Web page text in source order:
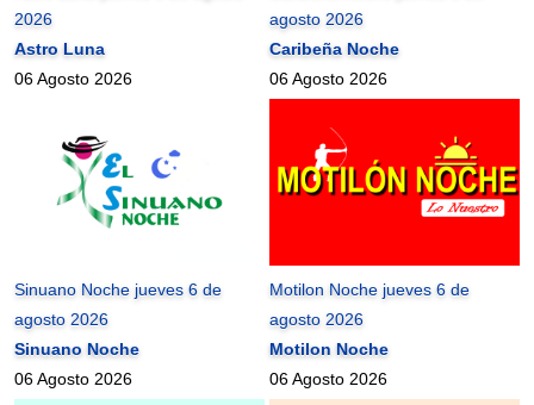
2026
Astro Luna
06 Agosto 2026
agosto 2026
Caribeña Noche
06 Agosto 2026
Sinuano Noche jueves 6 de
agosto 2026
Sinuano Noche
06 Agosto 2026
Motilon Noche jueves 6 de
agosto 2026
Motilon Noche
06 Agosto 2026